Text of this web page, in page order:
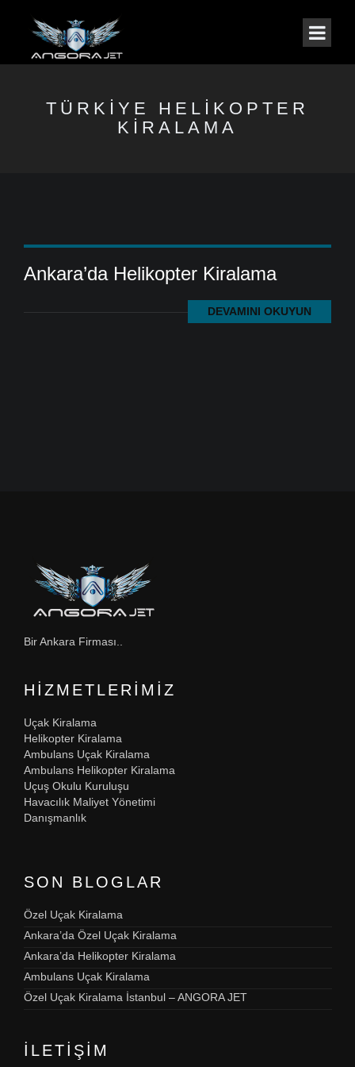
TÜRKIYE HELIKOPTER
KIRALAMA
Ankara’da Helikopter Kiralama
DEVAMINI OKUYUN
Bir Ankara Firması..
HIZMETLERIMIZ
Uçak Kiralama
Helikopter Kiralama
Ambulans Uçak Kiralama
Ambulans Helikopter Kiralama
Uçuş Okulu Kuruluşu
Havacılık Maliyet Yönetimi
Danışmanlık
SON BLOGLAR
Özel Uçak Kiralama
Ankara’da Özel Uçak Kiralama
Ankara’da Helikopter Kiralama
Ambulans Uçak Kiralama
Özel Uçak Kiralama İstanbul – ANGORA JET
İLETIŞIM